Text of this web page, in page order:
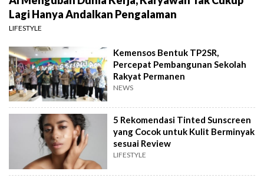
Lagi Hanya Andalkan Pengalaman
LIFESTYLE
Kemensos Bentuk TP2SR,
Percepat Pembangunan Sekolah
Rakyat Permanen
NEWS
5 Rekomendasi Tinted Sunscreen
yang Cocok untuk Kulit Berminyak
sesuai Review
LIFESTYLE